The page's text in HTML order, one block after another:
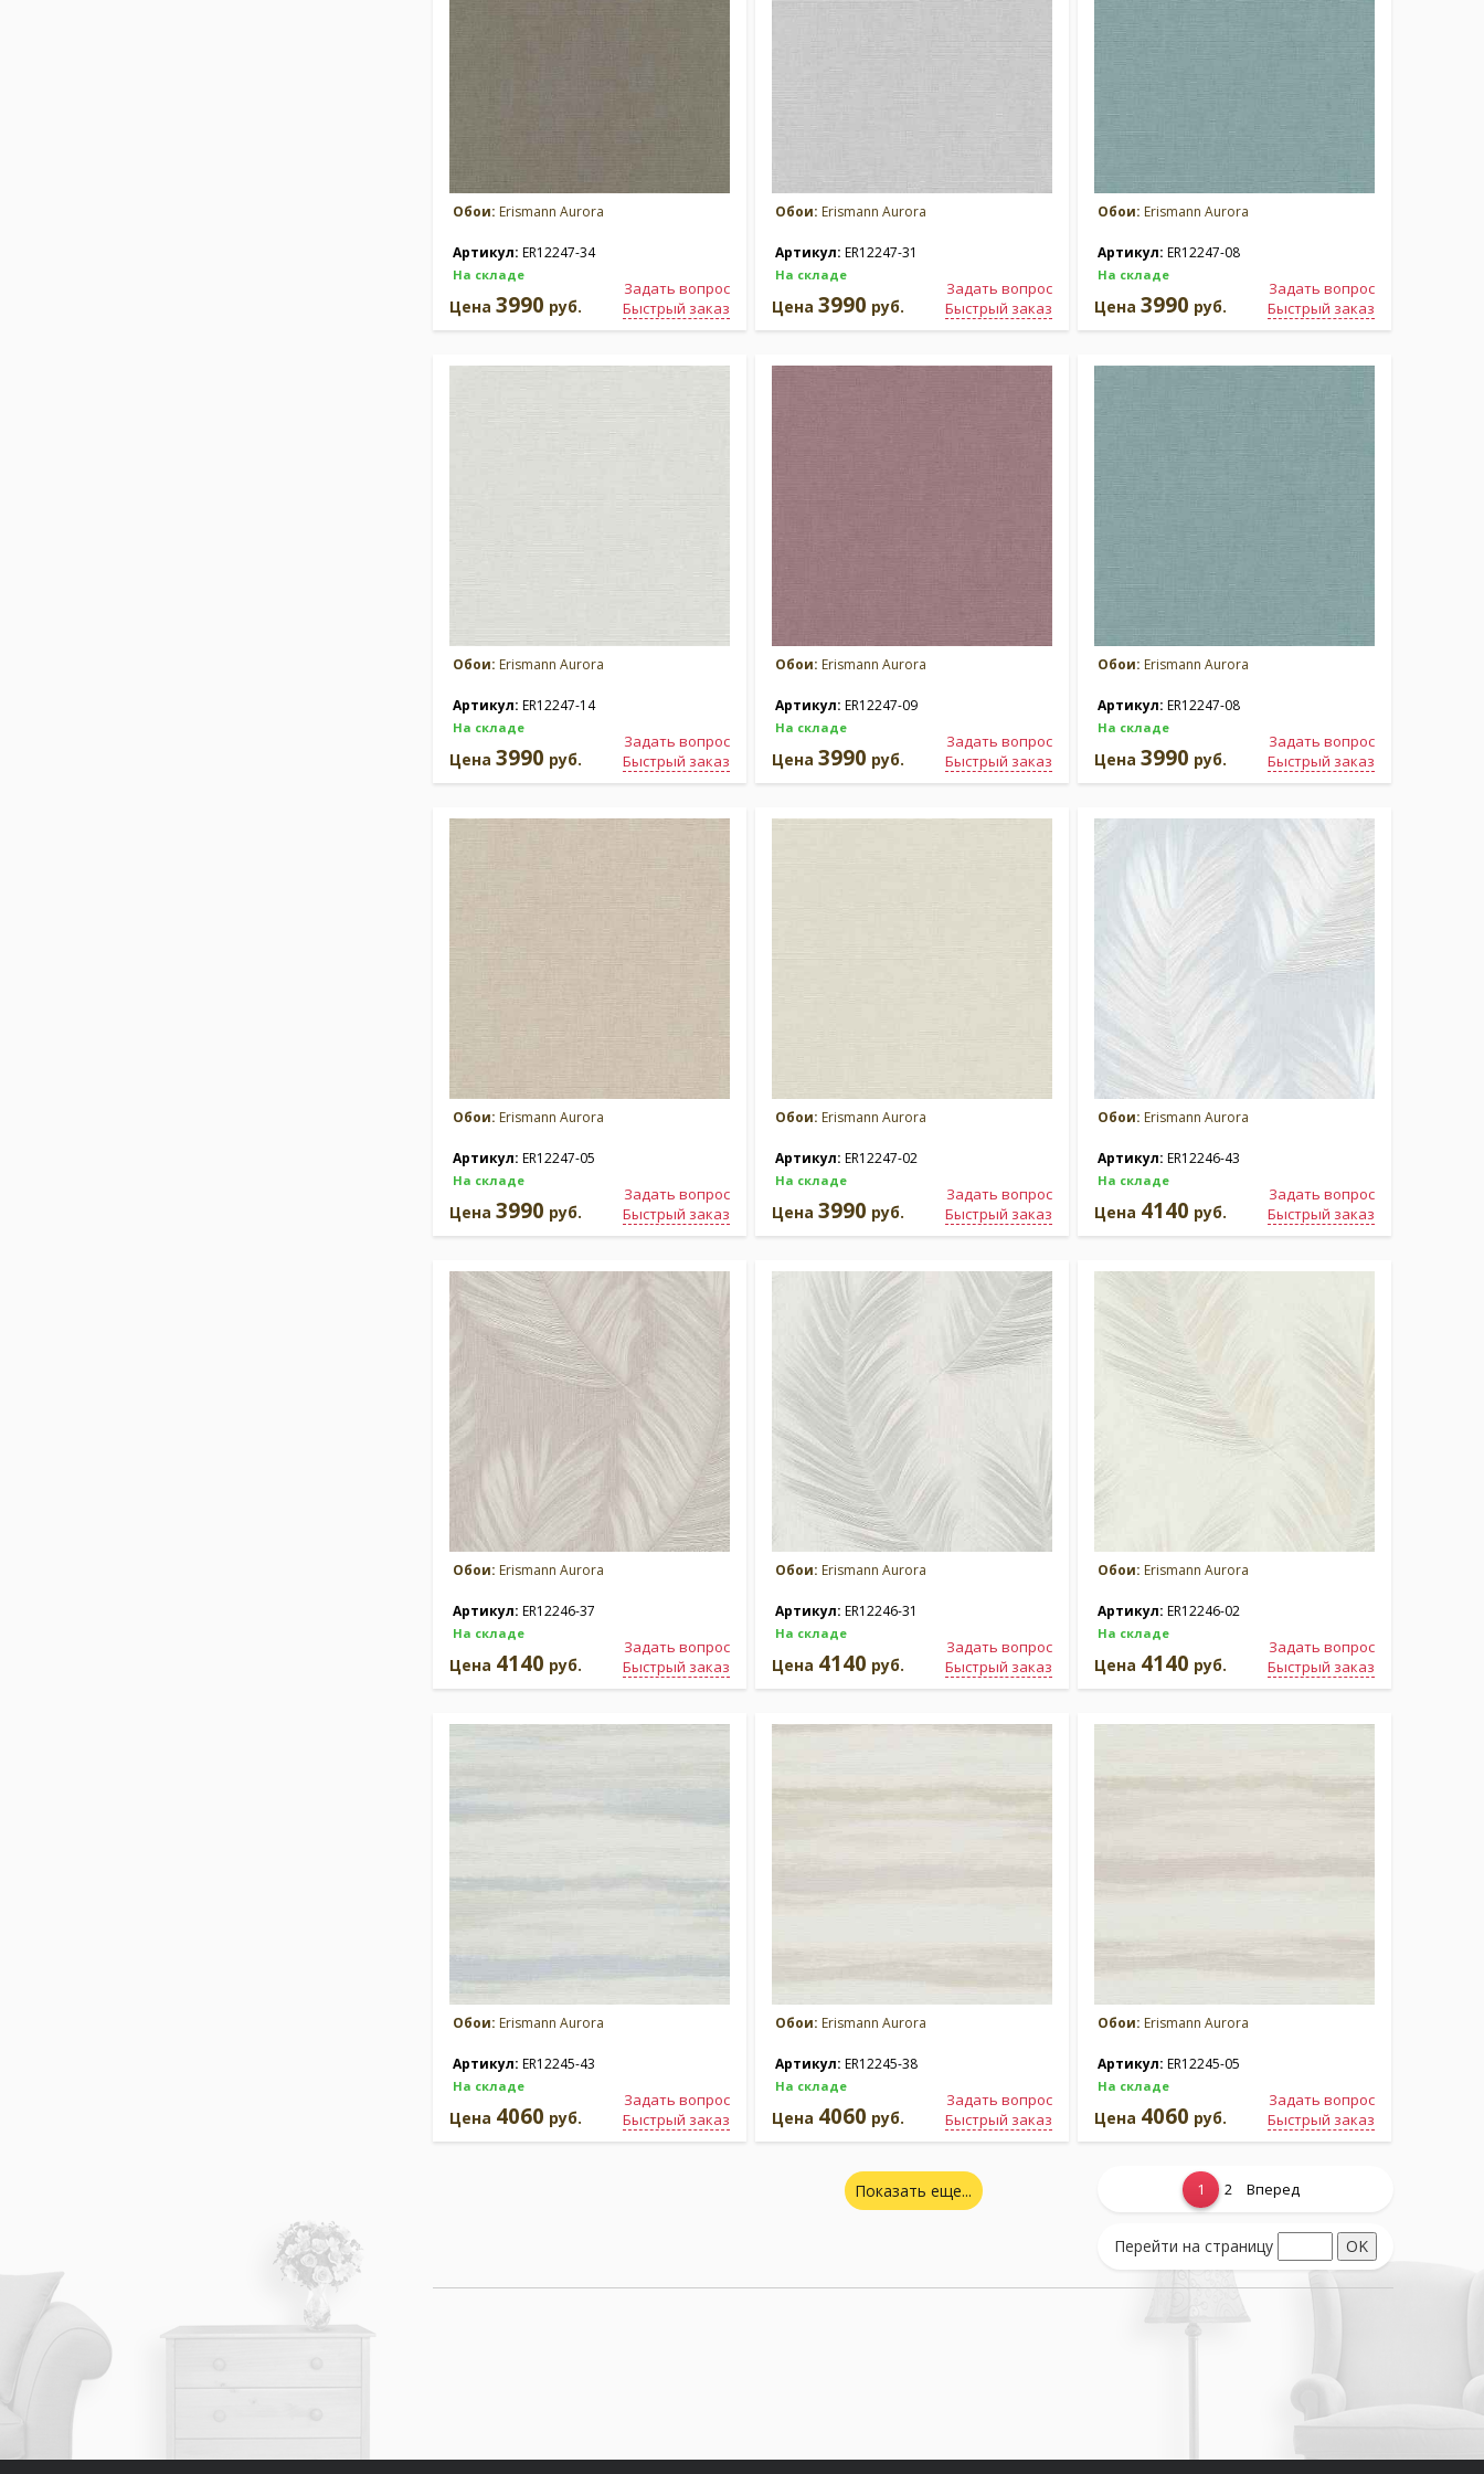
Обои: Erismann Aurora
Артикул: ER12247-34
На складе
Задать вопрос
Быстрый заказ
Цена 3990 руб.
Обои: Erismann Aurora
Артикул: ER12247-31
На складе
Задать вопрос
Быстрый заказ
Цена 3990 руб.
Обои: Erismann Aurora
Артикул: ER12247-08
На складе
Задать вопрос
Быстрый заказ
Цена 3990 руб.
Обои: Erismann Aurora
Артикул: ER12247-14
На складе
Задать вопрос
Быстрый заказ
Цена 3990 руб.
Обои: Erismann Aurora
Артикул: ER12247-09
На складе
Задать вопрос
Быстрый заказ
Цена 3990 руб.
Обои: Erismann Aurora
Артикул: ER12247-08
На складе
Задать вопрос
Быстрый заказ
Цена 3990 руб.
Обои: Erismann Aurora
Артикул: ER12247-05
На складе
Задать вопрос
Быстрый заказ
Цена 3990 руб.
Обои: Erismann Aurora
Артикул: ER12247-02
На складе
Задать вопрос
Быстрый заказ
Цена 3990 руб.
Обои: Erismann Aurora
Артикул: ER12246-43
На складе
Задать вопрос
Быстрый заказ
Цена 4140 руб.
Обои: Erismann Aurora
Артикул: ER12246-37
На складе
Задать вопрос
Быстрый заказ
Цена 4140 руб.
Обои: Erismann Aurora
Артикул: ER12246-31
На складе
Задать вопрос
Быстрый заказ
Цена 4140 руб.
Обои: Erismann Aurora
Артикул: ER12246-02
На складе
Задать вопрос
Быстрый заказ
Цена 4140 руб.
Обои: Erismann Aurora
Артикул: ER12245-43
На складе
Задать вопрос
Быстрый заказ
Цена 4060 руб.
Обои: Erismann Aurora
Артикул: ER12245-38
На складе
Задать вопрос
Быстрый заказ
Цена 4060 руб.
Обои: Erismann Aurora
Артикул: ER12245-05
На складе
Задать вопрос
Быстрый заказ
Цена 4060 руб.
Показать еще... 1 2 Вперед
Перейти на страницу